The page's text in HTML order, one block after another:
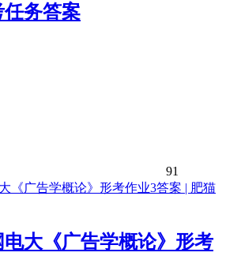
务答案
91
电大《广告学概论》形考